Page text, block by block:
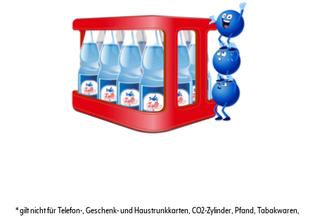
* gilt nicht für Telefon-, Geschenk- und Haustrunkkarten, CO2-Zylinder, Pfand, Tabakwaren,